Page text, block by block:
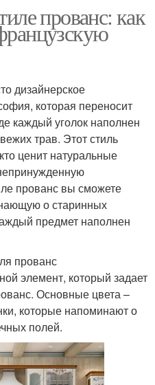
прованс: как
дизайнерское
которая переносит
каждый уголок наполнен
трав. Этот стиль
ценит натуральные
прованс вы сможете
о старинных
предмет наполнен
прованс
элемент, который задает
Основные цвета –
которые напоминают о
полей.